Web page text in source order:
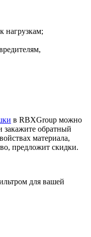
нагрузкам;
в RBXGroup можно
закажите обратный
материала,
предложит скидки.
для вашей